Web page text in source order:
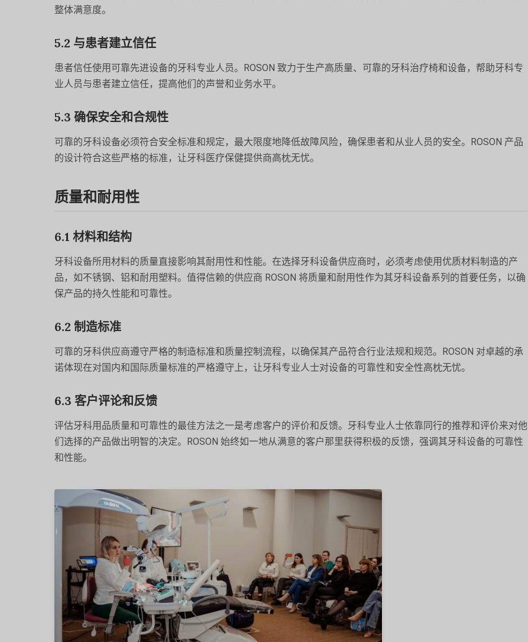
整体满意度。
5.2 与患者建立信任
患者信任使用可靠先进设备的牙科专业人员。ROSON 致力于生产高质量、可靠的牙科治疗椅和设备，帮助牙科专
业人员与患者建立信任，提高他们的声誉和业务水平。
5.3 确保安全和合规性
可靠的牙科设备必须符合安全标准和规定，最大限度地降低故障风险，确保患者和从业人员的安全。ROSON 产品
的设计符合这些严格的标准，让牙科医疗保健提供商高枕无忧。
质量和耐用性
6.1 材料和结构
牙科设备所用材料的质量直接影响其耐用性和性能。在选择牙科设备供应商时，必须考虑使用优质材料制造的产
品，如不锈钢、铝和耐用塑料。值得信赖的供应商 ROSON 将质量和耐用性作为其牙科设备系列的首要任务，以确
保产品的持久性能和可靠性。
6.2 制造标准
可靠的牙科供应商遵守严格的制造标准和质量控制流程，以确保其产品符合行业法规和规范。ROSON 对卓越的承
诺体现在对国内和国际质量标准的严格遵守上，让牙科专业人士对设备的可靠性和安全性高枕无忧。
6.3 客户评论和反馈
评估牙科用品质量和可靠性的最佳方法之一是考虑客户的评价和反馈。牙科专业人士依靠同行的推荐和评价来对他
们选择的产品做出明智的决定。ROSON 始终如一地从满意的客户那里获得积极的反馈，强调其牙科设备的可靠性
和性能。